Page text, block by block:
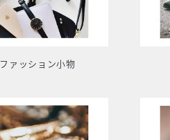
ファッション小物